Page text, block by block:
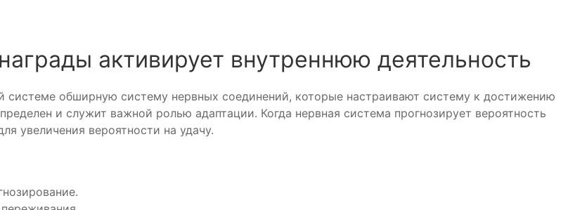
активирует внутреннюю деятельность
системе обширную систему нервных соединений, которые настраивают систему к достижению
и служит важной ролью адаптации. Когда нервная система прогнозирует вероятность
увеличения вероятности на удачу.